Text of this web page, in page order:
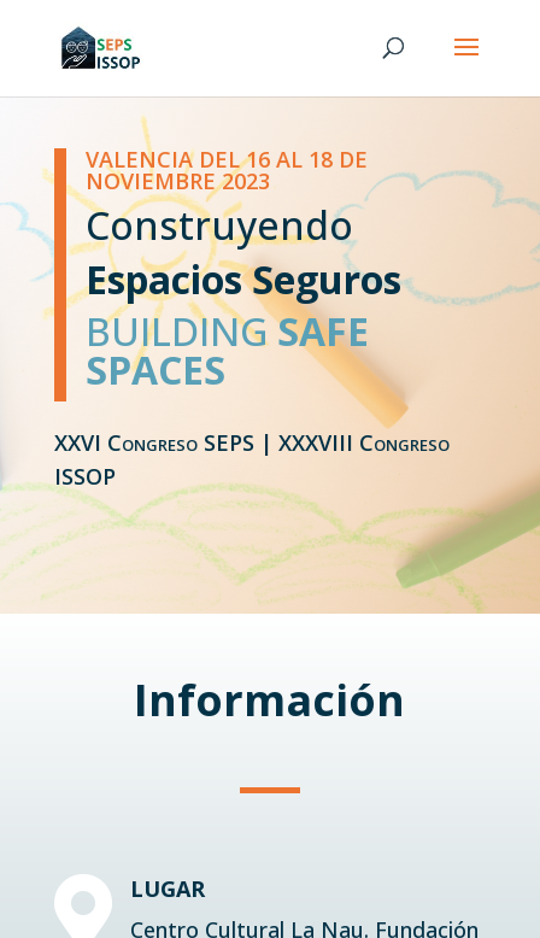
VALENCIA DEL 16 AL 18 DE
NOVIEMBRE 2023
Construyendo
Espacios Seguros
BUILDINGSAFE
SPACES
XXVI Congreso SEPS | XXXVIII Congreso
ISSOP
Información

LUGAR
Centro Cultural La Nau. Fundación